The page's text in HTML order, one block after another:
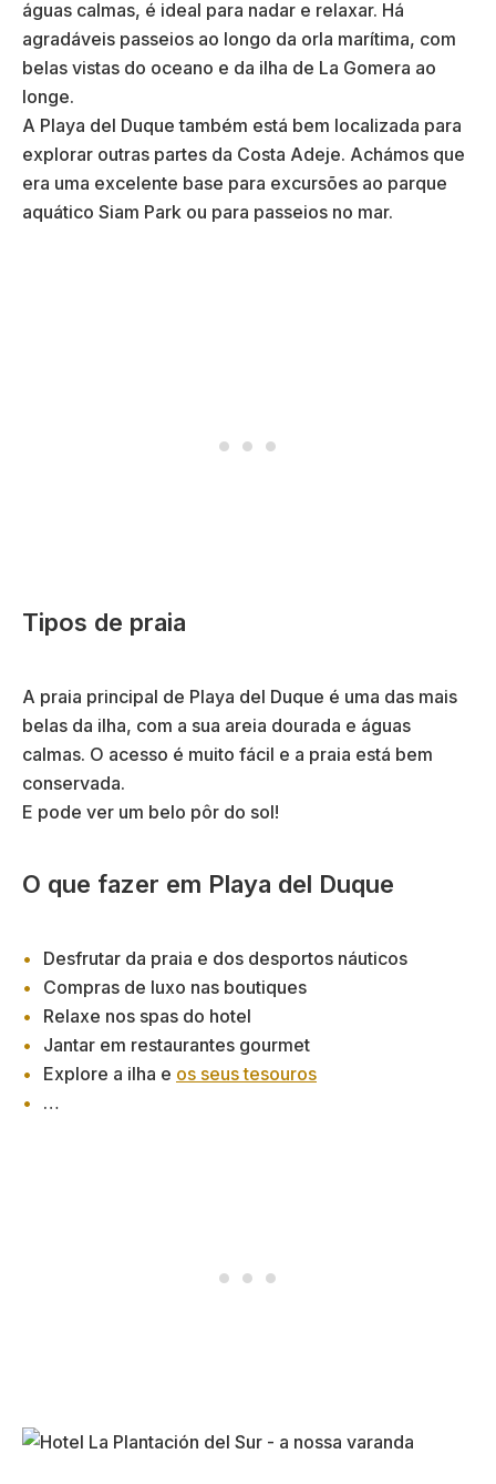
águas calmas, é ideal para nadar e relaxar. Há
agradáveis passeios ao longo da orla marítima, com
belas vistas do oceano e da ilha de La Gomera ao
longe.
A Playa del Duque também está bem localizada para
explorar outras partes da Costa Adeje. Achámos que
era uma excelente base para excursões ao parque
aquático Siam Park ou para passeios no mar.
Tipos de praia
A praia principal de Playa del Duque é uma das mais
belas da ilha, com a sua areia dourada e águas
calmas. O acesso é muito fácil e a praia está bem
conservada.
E pode ver um belo pôr do sol!
O que fazer em Playa del Duque
Desfrutar da praia e dos desportos náuticos
Compras de luxo nas boutiques
Relaxe nos spas do hotel
Jantar em restaurantes gourmet
Explore a ilha e os seus tesouros
…